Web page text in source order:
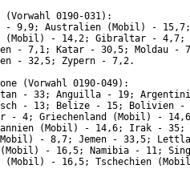
(Vorwahl 0190-031):
- 9,9; Australien (Mobil) - 15,7;
(Mobil) - 14,2; Gibraltar - 4,7;
- 7,1; Katar - 30,5; Moldau -
- 32,5; Zypern - 7,2.
(Vorwahl 0190-049):
- 33; Anguilla - 19;
- 13; Belize - 15; Bolivien
- 4; Griechenland (Mobil) -
(Mobil) - 14,6; Irak -
- 8,7; Jemen - 33,5;
- 16,5; Namibia - 11;
(Mobil) - 16,5; Tschechien